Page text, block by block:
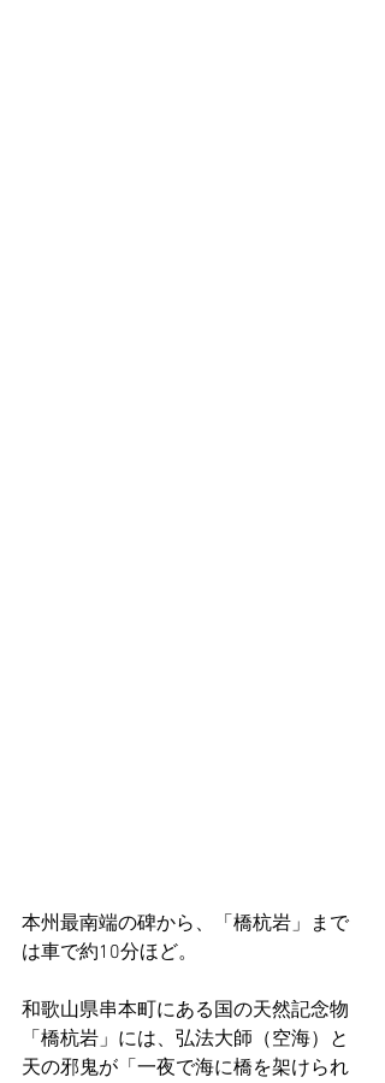
本州最南端の碑から、「橋杭岩」まで
は車で約10分ほど。
和歌山県串本町にある国の天然記念物
「橋杭岩」には、弘法大師（空海）と
天の邪鬼が「一夜で海に橋を架けられ